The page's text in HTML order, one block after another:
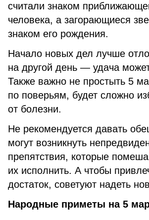
считали знаком
человека, а загорающиеся
знаком его рождения.
Начало новых дел лучше
на другой день — удача
Также важно не простыть 5
по поверьям, будет сложно
от болезни.
Не рекомендуется давать
могут возникнуть
препятствия, которые
их исполнить. А чтобы
достаток, советуют надеть
Народные приметы на 5